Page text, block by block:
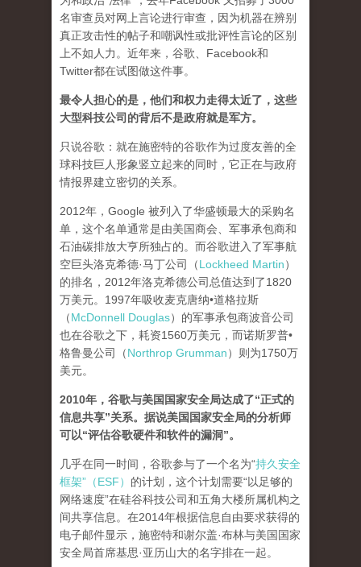
名审查员对网上言论进行审查，因为机器在辨别
真正攻击性的帖子和嘲讽性或批评性言论的区别
上不如人力。近年来，谷歌、Facebook和
Twitter都在试图做这件事。
最令人担心的是，他们和权力走得太近了，这些
大型科技公司的背后不是政府就是军方。
只说谷歌：就在施密特的谷歌作为过度友善的全
球科技巨人形象竖立起来的同时，它正在与政府
情报界建立密切的关系。
2012年，Google 被列入了华盛顿最大的采购名
单，这个名单通常是由美国商会、军事承包商和
石油碳排放大亨所独占的。而谷歌进入了军事航
空巨头洛克希德·马丁公司（Lockheed Martin）
的排名，2012年洛克希德公司总值达到了1820
万美元。1997年吸收麦克唐纳•道格拉斯
（McDonnell Douglas）的军事承包商波音公司
也在谷歌之下，耗资1560万美元，而诺斯罗普•
格鲁曼公司（Northrop Grumman）则为1750万
美元。
2010年，谷歌与美国国家安全局达成了“正式的
信息共享”关系。据说美国国家安全局的分析师
可以“评估谷歌硬件和软件的漏洞”。
几乎在同一时间，谷歌参与了一个名为“持久安全
框架”（ESF） 的计划，这个计划需要“以足够的
网络速度”在硅谷科技公司和五角大楼所属机构之
间共享信息。在2014年根据信息自由要求获得的
电子邮件显示，施密特和谢尔盖·布林与美国国家
安全局首席基思·亚历山大的名字排在一起。